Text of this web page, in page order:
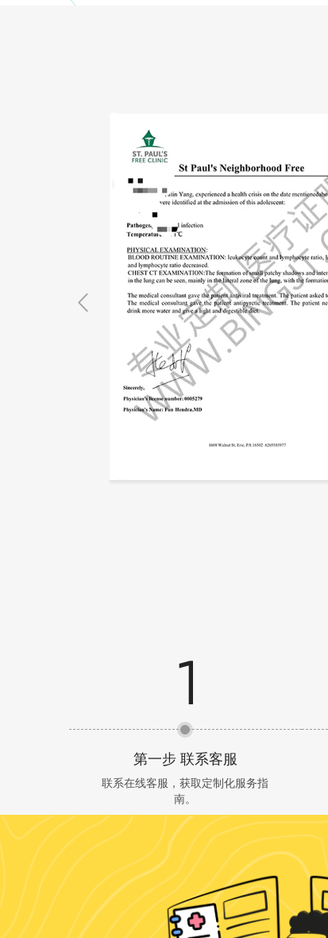
第一步 联系客服
联系在线客服，获取定制化服务指
南。